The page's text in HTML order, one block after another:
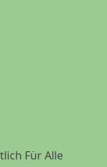
Für Alle